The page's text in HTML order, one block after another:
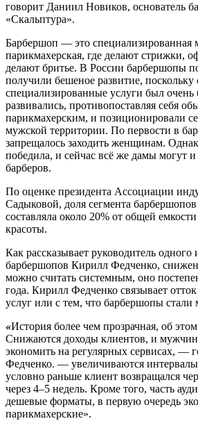
говорит Даниил Новиков, основатель
«Скальптура».
Барбершоп — это специализированная
парикмахерская, где делают стрижки,
делают бритье. В России барбершопы
получили бешеное развитие, поскольку
специализированные услуги был
развивались, противопоставляя себя
парикмахерским, и позиционировали
мужской территории. По первости в
запрещалось заходить женщинам.
победила, и сейчас всё же дамы могут и
барберов.
По оценке президента Ассоциации
Садыковой, доля сегмента
составляла около 20% от общей
красоты.
Как рассказывает руководитель одного
барбершопов Кирилл Федченко,
можно считать системным, оно
года. Кирилл Федченко связывает
услуг или с тем, что барбершопы стали
«История более чем прозрачная, об
Снижаются доходы клиентов, и
экономить на регулярных сервисах, —
Федченко. — увеличиваются
условно раньше клиент возвращался
через 4–5 недель. Кроме того, часть
дешевые форматы, в первую очередь
парикмахерские».